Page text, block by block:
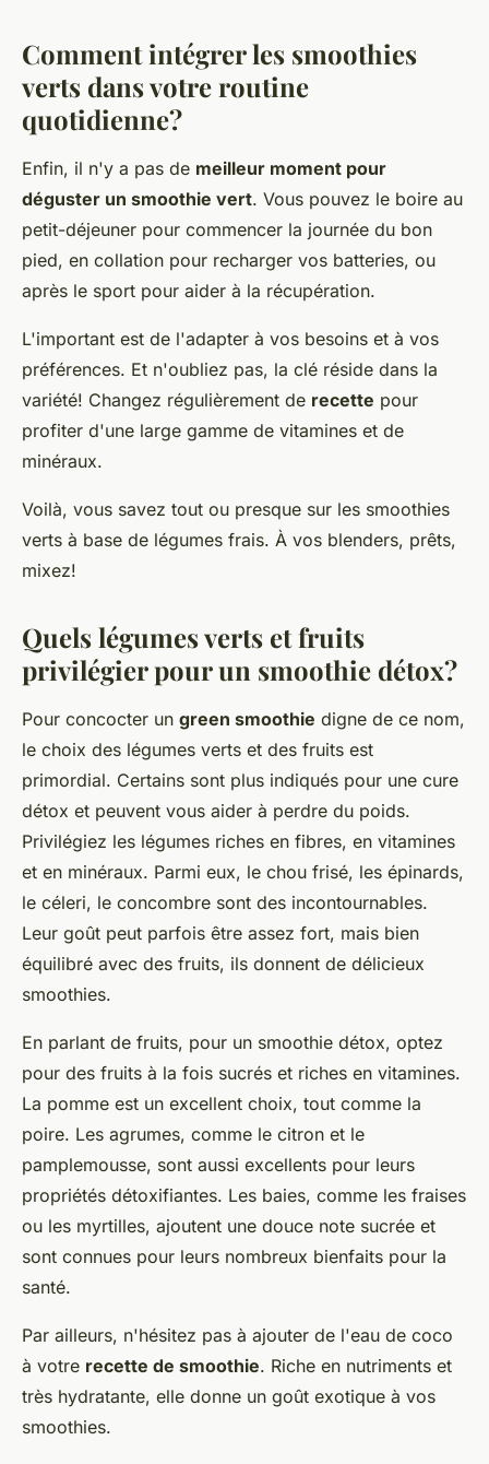
Comment intégrer les smoothies
verts dans votre routine
quotidienne?
Enfin, il n'y a pas de meilleur moment pour
déguster un smoothie vert. Vous pouvez le boire au
petit-déjeuner pour commencer la journée du bon
pied, en collation pour recharger vos batteries, ou
après le sport pour aider à la récupération.
L'important est de l'adapter à vos besoins et à vos
préférences. Et n'oubliez pas, la clé réside dans la
variété! Changez régulièrement de recette pour
profiter d'une large gamme de vitamines et de
minéraux.
Voilà, vous savez tout ou presque sur les smoothies
verts à base de légumes frais. À vos blenders, prêts,
mixez!
Quels légumes verts et fruits
privilégier pour un smoothie détox?
Pour concocter un green smoothie digne de ce nom,
le choix des légumes verts et des fruits est
primordial. Certains sont plus indiqués pour une cure
détox et peuvent vous aider à perdre du poids.
Privilégiez les légumes riches en fibres, en vitamines
et en minéraux. Parmi eux, le chou frisé, les épinards,
le céleri, le concombre sont des incontournables.
Leur goût peut parfois être assez fort, mais bien
équilibré avec des fruits, ils donnent de délicieux
smoothies.
En parlant de fruits, pour un smoothie détox, optez
pour des fruits à la fois sucrés et riches en vitamines.
La pomme est un excellent choix, tout comme la
poire. Les agrumes, comme le citron et le
pamplemousse, sont aussi excellents pour leurs
propriétés détoxifiantes. Les baies, comme les fraises
ou les myrtilles, ajoutent une douce note sucrée et
sont connues pour leurs nombreux bienfaits pour la
santé.
Par ailleurs, n'hésitez pas à ajouter de l'eau de coco
à votre recette de smoothie. Riche en nutriments et
très hydratante, elle donne un goût exotique à vos
smoothies.